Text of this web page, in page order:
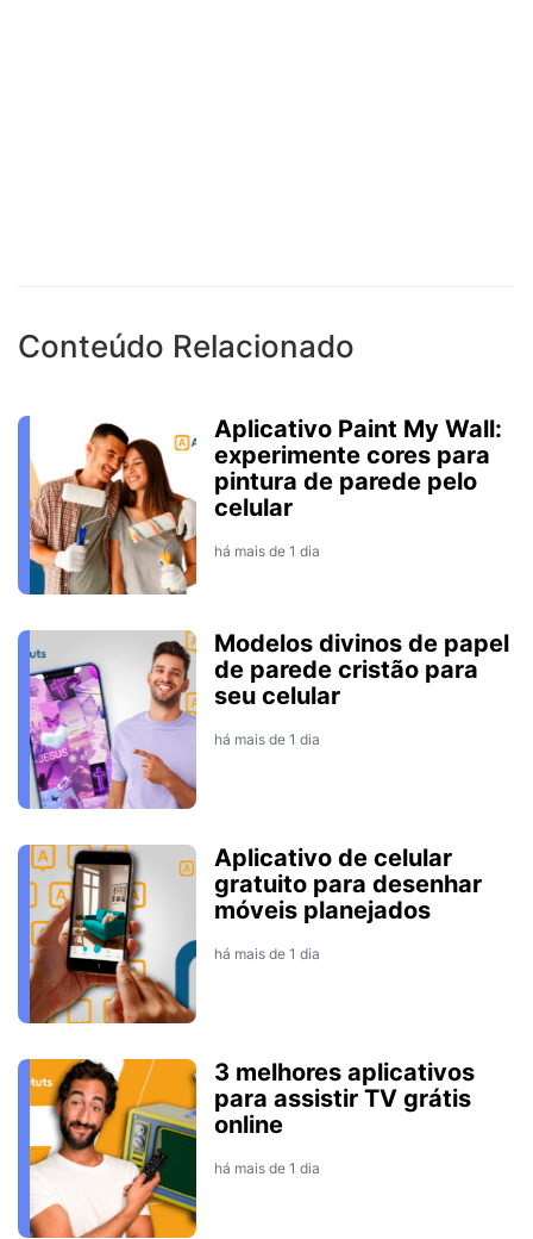
Conteúdo Relacionado
Aplicativo Paint My Wall:
experimente cores para
pintura de parede pelo
celular
há mais de 1 dia
Modelos divinos de papel
de parede cristão para
seu celular
há mais de 1 dia
Aplicativo de celular
gratuito para desenhar
móveis planejados
há mais de 1 dia
3 melhores aplicativos
para assistir TV grátis
online
há mais de 1 dia